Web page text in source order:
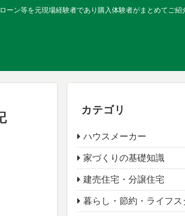
ン等を元現場経験者であり購入体験者がまとめてご紹
カテゴリ
ハウスメーカー
家づくりの基礎知識
建売住宅・分譲住宅
暮らし・節約・ライフス